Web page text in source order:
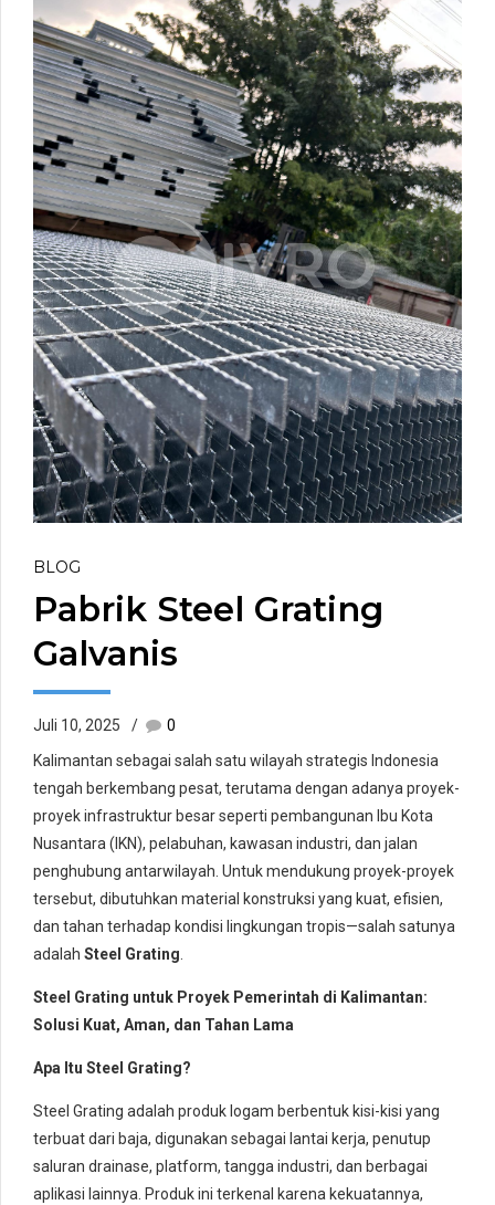
BLOG
Pabrik Steel Grating
Galvanis
Juli 10, 2025
0
Kalimantan sebagai salah satu wilayah strategis Indonesia
tengah berkembang pesat, terutama dengan adanya proyek-
proyek infrastruktur besar seperti pembangunan Ibu Kota
Nusantara (IKN), pelabuhan, kawasan industri, dan jalan
penghubung antarwilayah. Untuk mendukung proyek-proyek
tersebut, dibutuhkan material konstruksi yang kuat, efisien,
dan tahan terhadap kondisi lingkungan tropis—salah satunya
adalah Steel Grating.
Steel Grating untuk Proyek Pemerintah di Kalimantan:
Solusi Kuat, Aman, dan Tahan Lama
Apa Itu Steel Grating?
Steel Grating adalah produk logam berbentuk kisi-kisi yang
terbuat dari baja, digunakan sebagai lantai kerja, penutup
saluran drainase, platform, tangga industri, dan berbagai
aplikasi lainnya. Produk ini terkenal karena kekuatannya,